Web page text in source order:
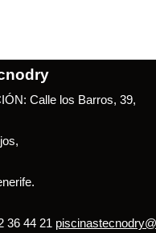
Calle los Barros, 39,
36 44 21